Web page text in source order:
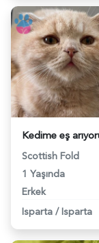
Scottish Fold
1 Yaşında
Erkek
Isparta / Isparta